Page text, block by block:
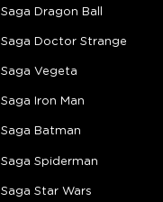
Saga Dragon Ball
Saga Doctor Strange
Saga Vegeta
Saga Iron Man
Saga Batman
Saga Spiderman
Saga Star Wars